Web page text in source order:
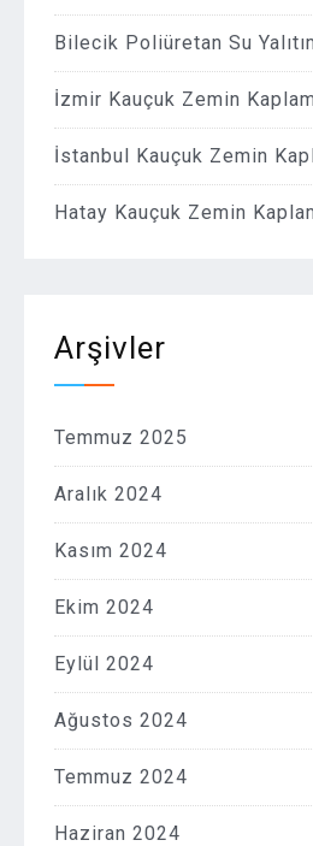
Bilecik Poliüretan Su
İzmir Kauçuk Zemin
İstanbul Kauçuk Zemin
Hatay Kauçuk Zemin
Arşivler
Temmuz 2025
Aralık 2024
Kasım 2024
Ekim 2024
Eylül 2024
Ağustos 2024
Temmuz 2024
Haziran 2024